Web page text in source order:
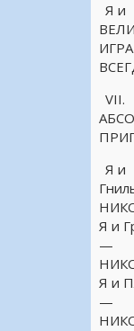
Я и
VII.
Я и
Я и
—
Я и
—